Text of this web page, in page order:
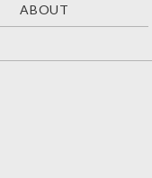
ABOUT